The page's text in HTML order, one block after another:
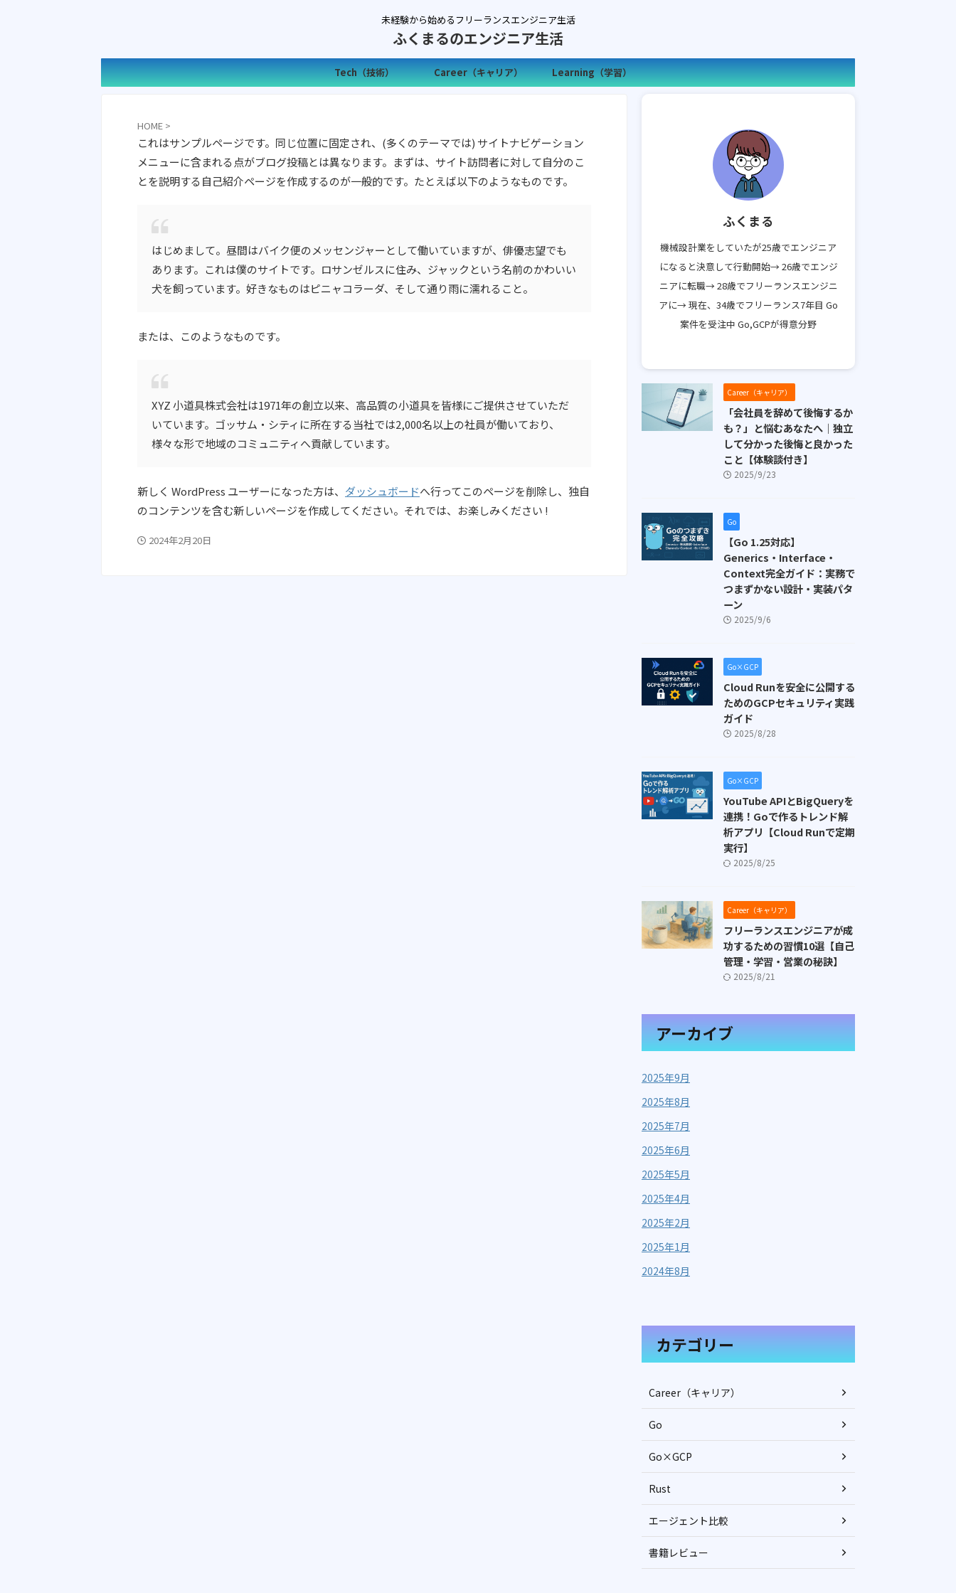
未経験から始めるフリーランスエンジニア生活
ふくまるのエンジニア生活
Tech（技術） Career（キャリア） Learning（学習）
HOME >
これはサンプルページです。同じ位置に固定され、(多くのテーマでは) サイトナビゲーション
メニューに含まれる点がブログ投稿とは異なります。まずは、サイト訪問者に対して自分のこ
とを説明する自己紹介ページを作成するのが一般的です。たとえば以下のようなものです。
はじめまして。昼間はバイク便のメッセンジャーとして働いていますが、俳優志望でも
あります。これは僕のサイトです。ロサンゼルスに住み、ジャックという名前のかわいい
犬を飼っています。好きなものはピニャコラーダ、そして通り雨に濡れること。
または、このようなものです。
XYZ 小道具株式会社は1971年の創立以来、高品質の小道具を皆様にご提供させていただ
いています。ゴッサム・シティに所在する当社では2,000名以上の社員が働いており、
様々な形で地域のコミュニティへ貢献しています。
新しく WordPress ユーザーになった方は、 ダッシュボードへ行ってこのページを削除し、独自
のコンテンツを含む新しいページを作成してください。それでは、お楽しみください !
2024年2月20日
ふくまる
機械設計業をしていたが25歳でエンジニア
になると決意して行動開始→ 26歳でエンジ
ニアに転職→ 28歳でフリーランスエンジニ
アに→ 現在、34歳でフリーランス7年目 Go
案件を受注中 Go,GCPが得意分野
Career（キャリア）
「会社員を辞めて後悔するか
も？」と悩むあなたへ｜独立
して分かった後悔と良かった
こと【体験談付き】
2025/9/23
Go
【Go 1.25対応】
Generics・Interface・
Context完全ガイド：実務で
つまずかない設計・実装パタ
ーン
2025/9/6
Go×GCP
Cloud Runを安全に公開する
ためのGCPセキュリティ実践
ガイド
2025/8/28
Go×GCP
YouTube APIとBigQueryを
連携！Goで作るトレンド解
析アプリ【Cloud Runで定期
実行】
2025/8/25
Career（キャリア）
フリーランスエンジニアが成
功するための習慣10選【自己
管理・学習・営業の秘訣】
2025/8/21
アーカイブ
2025年9月
2025年8月
2025年7月
2025年6月
2025年5月
2025年4月
2025年2月
2025年1月
2024年8月
カテゴリー
Career（キャリア）
Go
Go×GCP
Rust
エージェント比較
書籍レビュー